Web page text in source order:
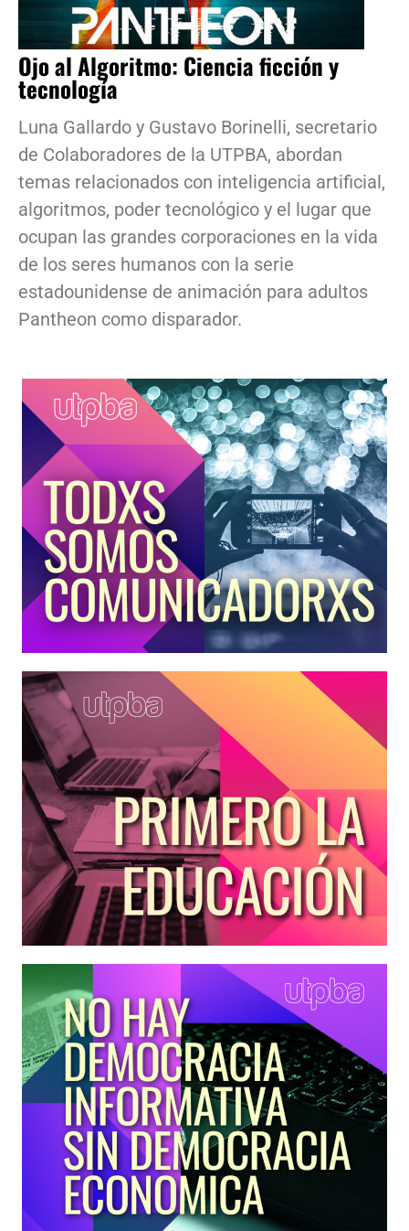
Ojo al Algoritmo: Ciencia ficción y
tecnología
Luna Gallardo y Gustavo Borinelli, secretario
de Colaboradores de la UTPBA, abordan
temas relacionados con inteligencia artificial,
algoritmos, poder tecnológico y el lugar que
ocupan las grandes corporaciones en la vida
de los seres humanos con la serie
estadounidense de animación para adultos
Pantheon como disparador.